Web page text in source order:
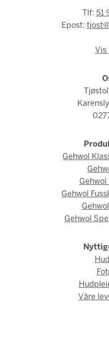
Tlf: 51
Epost:
Vis
Gehwol
Gehwol
Gehwol
Gehwol
Våre